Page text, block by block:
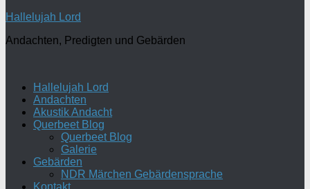
Hallelujah Lord
Andachten, Predigten und Gebärden
Hallelujah Lord
Andachten
Akustik Andacht
Querbeet Blog
Querbeet Blog
Galerie
Gebärden
NDR Märchen Gebärdensprache
Kontakt